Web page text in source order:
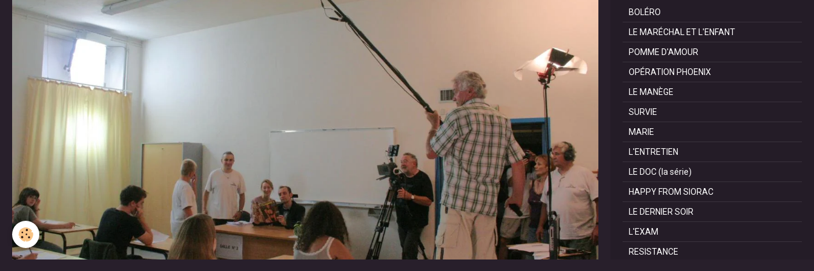
BOLÉRO
LE MARÉCHAL ET L'ENFANT
POMME D'AMOUR
OPÉRATION PHOENIX
LE MANÈGE
SURVIE
MARIE
L'ENTRETIEN
LE DOC (la série)
HAPPY FROM SIORAC
LE DERNIER SOIR
L'EXAM
RESISTANCE